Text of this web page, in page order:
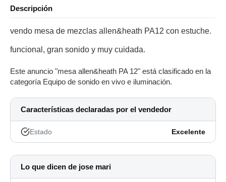
Descripción
vendo mesa de mezclas allen&heath PA12 con estuche.
funcional, gran sonido y muy cuidada.
Este anuncio "mesa allen&heath PA 12" está clasificado en la
categoría Equipo de sonido en vivo e iluminación.
Características declaradas por el vendedor
Estado Excelente
Lo que dicen de jose mari